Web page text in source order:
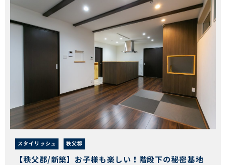
スタイリッシュ 秩父郡
【秩父郡/新築】お子様も楽しい！階段下の秘密基地